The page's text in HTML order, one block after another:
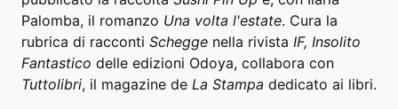
Palomba, il romanzo Una volta l'estate. Cura la
rubrica di racconti Schegge nella rivista IF, Insolito
Fantastico delle edizioni Odoya, collabora con
Tuttolibri, il magazine de La Stampa dedicato ai libri.